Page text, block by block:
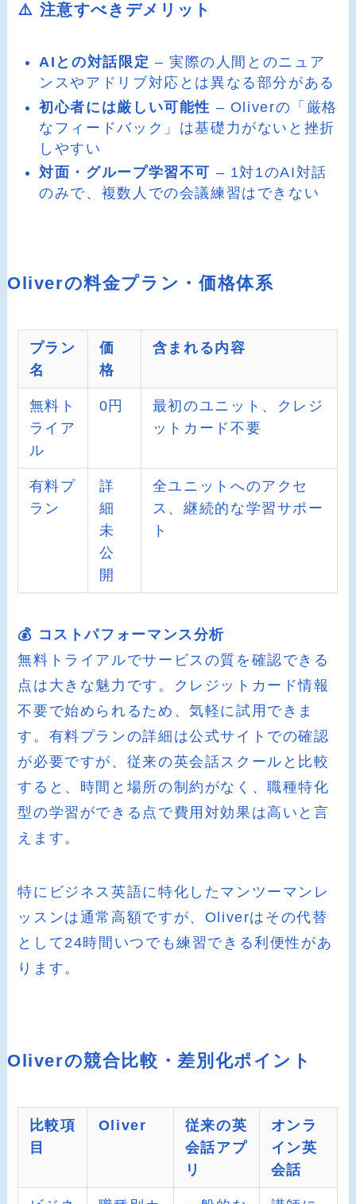
⚠️ 注意すべきデメリット
AIとの対話限定 – 実際の人間とのニュア
ンスやアドリブ対応とは異なる部分がある
初心者には厳しい可能性 – Oliverの「厳格
なフィードバック」は基礎力がないと挫折
しやすい
対面・グループ学習不可 – 1対1のAI対話
のみで、複数人での会議練習はできない
Oliverの料金プラン・価格体系
プラン
名
価
格
含まれる内容
無料ト
ライア
ル
0円
最初のユニット、クレジ
ットカード不要
有料プ
ラン
詳
細
未
公
開
全ユニットへのアクセ
ス、継続的な学習サポー
ト
💰 コストパフォーマンス分析
無料トライアルでサービスの質を確認できる
点は大きな魅力です。クレジットカード情報
不要で始められるため、気軽に試用できま
す。有料プランの詳細は公式サイトでの確認
が必要ですが、従来の英会話スクールと比較
すると、時間と場所の制約がなく、職種特化
型の学習ができる点で費用対効果は高いと言
えます。
特にビジネス英語に特化したマンツーマンレ
ッスンは通常高額ですが、Oliverはその代替
として24時間いつでも練習できる利便性があ
ります。
Oliverの競合比較・差別化ポイント
比較項
目
Oliver
従来の英
会話アプ
リ
オンラ
イン英
会話